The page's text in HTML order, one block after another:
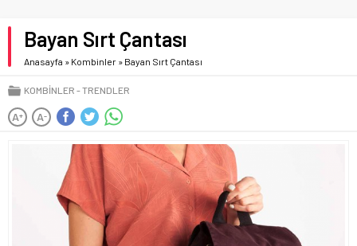
Bayan Sırt Çantası
Anasayfa » Kombinler » Bayan Sırt Çantası
KOMBINLER TRENDLER
A+ A-